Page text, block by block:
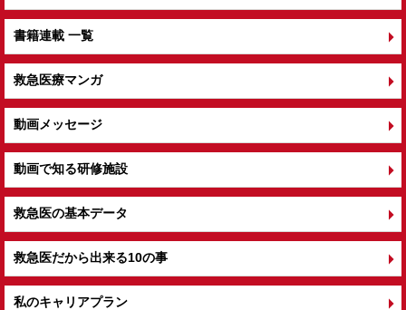
書籍連載 一覧
救急医療マンガ
動画メッセージ
動画で知る研修施設
救急医の基本データ
救急医だから出来る10の事
私のキャリアプラン